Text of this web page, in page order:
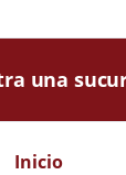
una
Inicio